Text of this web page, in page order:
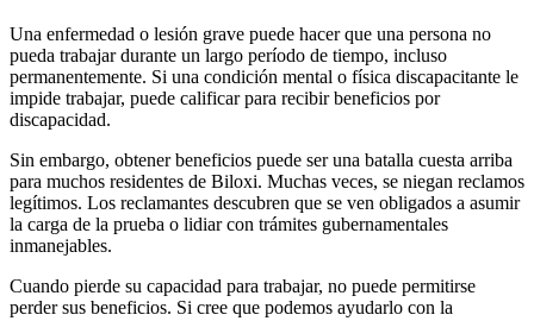
Una enfermedad o lesión grave puede hacer que una persona no
pueda trabajar durante un largo período de tiempo, incluso
permanentemente. Si una condición mental o física discapacitante le
impide trabajar, puede calificar para recibir beneficios por
discapacidad.
Sin embargo, obtener beneficios puede ser una batalla cuesta arriba
para muchos residentes de Biloxi. Muchas veces, se niegan reclamos
legítimos. Los reclamantes descubren que se ven obligados a asumir
la carga de la prueba o lidiar con trámites gubernamentales
inmanejables.
Cuando pierde su capacidad para trabajar, no puede permitirse
perder sus beneficios. Si cree que podemos ayudarlo con la